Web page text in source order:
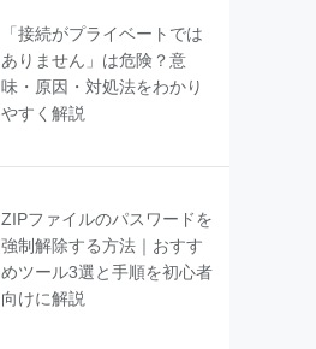
「接続がプライベートでは
ありません」は危険？意
味・原因・対処法をわかり
やすく解説
ZIPファイルのパスワードを
強制解除する方法｜おすす
めツール3選と手順を初心者
向けに解説